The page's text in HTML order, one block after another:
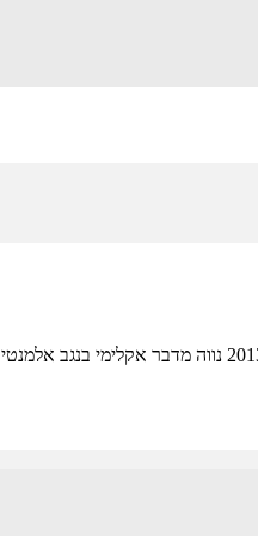
מרכז יום טיפולי לבעלי מוגבלות מיקום: באר שבעתכנון: אדר' ד"ר ערן קפטן, אקו